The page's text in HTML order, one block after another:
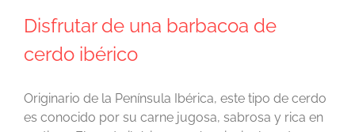
Disfrutar de una barbacoa de
cerdo ibérico
Originario de la Península Ibérica, este tipo de cerdo
es conocido por su carne jugosa, sabrosa y rica en